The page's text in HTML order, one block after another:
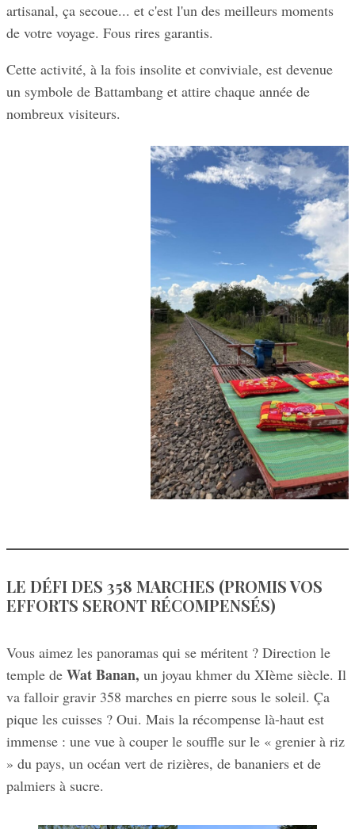
artisanal, ça secoue... et c'est l'un des meilleurs moments
de votre voyage. Fous rires garantis.
Cette activité, à la fois insolite et conviviale, est devenue
un symbole de Battambang et attire chaque année de
nombreux visiteurs.
LE DÉFI DES 358 MARCHES (PROMIS VOS
EFFORTS SERONT RÉCOMPENSÉS)
Vous aimez les panoramas qui se méritent ? Direction le
temple de Wat Banan, un joyau khmer du XIème siècle. Il
va falloir gravir 358 marches en pierre sous le soleil. Ça
pique les cuisses ? Oui. Mais la récompense là-haut est
immense : une vue à couper le souffle sur le « grenier à riz
» du pays, un océan vert de rizières, de bananiers et de
palmiers à sucre.